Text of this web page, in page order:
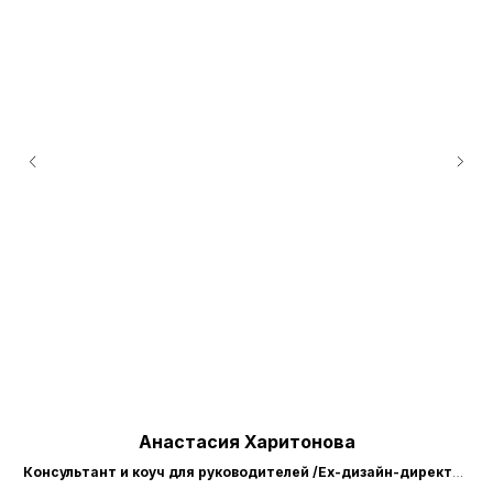
Анастасия Харитонова
Консультант и коуч для руководителей /Ex-дизайн-директор